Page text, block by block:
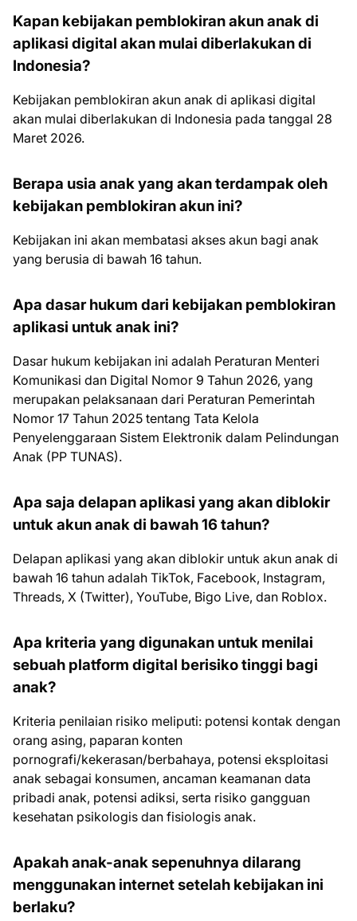
Kapan kebijakan pemblokiran akun anak di
aplikasi digital akan mulai diberlakukan di
Indonesia?
Kebijakan pemblokiran akun anak di aplikasi digital
akan mulai diberlakukan di Indonesia pada tanggal 28
Maret 2026.
Berapa usia anak yang akan terdampak oleh
kebijakan pemblokiran akun ini?
Kebijakan ini akan membatasi akses akun bagi anak
yang berusia di bawah 16 tahun.
Apa dasar hukum dari kebijakan pemblokiran
aplikasi untuk anak ini?
Dasar hukum kebijakan ini adalah Peraturan Menteri
Komunikasi dan Digital Nomor 9 Tahun 2026, yang
merupakan pelaksanaan dari Peraturan Pemerintah
Nomor 17 Tahun 2025 tentang Tata Kelola
Penyelenggaraan Sistem Elektronik dalam Pelindungan
Anak (PP TUNAS).
Apa saja delapan aplikasi yang akan diblokir
untuk akun anak di bawah 16 tahun?
Delapan aplikasi yang akan diblokir untuk akun anak di
bawah 16 tahun adalah TikTok, Facebook, Instagram,
Threads, X (Twitter), YouTube, Bigo Live, dan Roblox.
Apa kriteria yang digunakan untuk menilai
sebuah platform digital berisiko tinggi bagi
anak?
Kriteria penilaian risiko meliputi: potensi kontak dengan
orang asing, paparan konten
pornografi/kekerasan/berbahaya, potensi eksploitasi
anak sebagai konsumen, ancaman keamanan data
pribadi anak, potensi adiksi, serta risiko gangguan
kesehatan psikologis dan fisiologis anak.
Apakah anak-anak sepenuhnya dilarang
menggunakan internet setelah kebijakan ini
berlaku?